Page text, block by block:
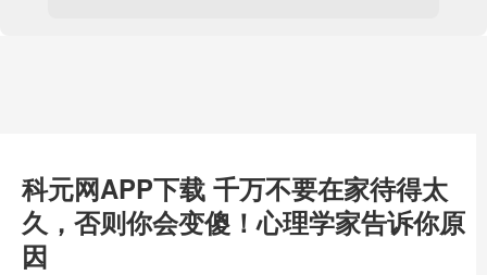
科元网APP下载 千万不要在家待得太
久，否则你会变傻！心理学家告诉你原
因